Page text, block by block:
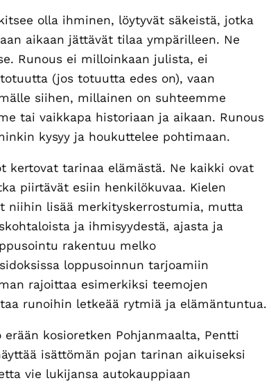
olla ihminen, löytyvät säkeistä, jotka
aikaan jättävät tilaa ympärilleen. Ne
Runous ei milloinkaan julista, ei
(jos totuutta edes on), vaan
siihen, millainen on suhteemme
tai vaikkapa historiaan ja aikaan. Runous
kysyy ja houkuttelee pohtimaan.
kertovat tarinaa elämästä. Ne kaikki ovat
piirtävät esiin henkilökuvaa. Kielen
niihin lisää merkityskerrostumia, mutta
ja ihmisyydestä, ajasta ja
rakentuu melko
loppusoinnun tarjoamiin
rajoittaa esimerkiksi teemojen
runoihin letkeää rytmiä ja elämäntuntua.
kosioretken Pohjanmaalta, Pentti
isättömän pojan tarinan aikuiseksi
vie lukijansa autokauppiaan